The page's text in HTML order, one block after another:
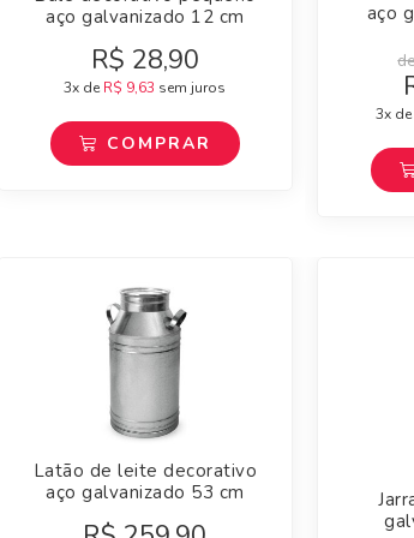
aço galvanizado 12 cm
R$ 28,90
3x de R$ 9,63 sem juros
COMPRAR
aço
3x
Latão de leite decorativo
aço galvanizado 53 cm